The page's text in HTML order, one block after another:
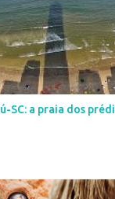
SC: a praia dos